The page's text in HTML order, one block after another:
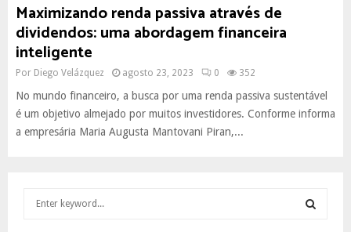
Maximizando renda passiva através de
dividendos: uma abordagem financeira
inteligente
Por Diego Velázquez agosto 23, 2023 0 352
No mundo financeiro, a busca por uma renda passiva sustentável
é um objetivo almejado por muitos investidores. Conforme informa
a empresária Maria Augusta Mantovani Piran,...